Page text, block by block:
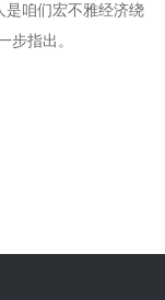
是咱们宏不雅经济绕
指出。